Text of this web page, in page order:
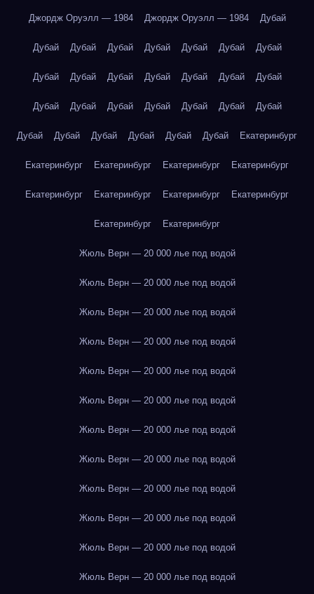
Джордж Оруэлл — 1984 Джордж Оруэлл — 1984 Дубай
Дубай Дубай Дубай Дубай Дубай Дубай Дубай
Дубай Дубай Дубай Дубай Дубай Дубай Дубай
Дубай Дубай Дубай Дубай Дубай Дубай Дубай
Дубай Дубай Дубай Дубай Дубай Дубай Екатеринбург
Екатеринбург Екатеринбург Екатеринбург Екатеринбург
Екатеринбург Екатеринбург Екатеринбург Екатеринбург
Екатеринбург Екатеринбург
Жюль Верн — 20 000 лье под водой
Жюль Верн — 20 000 лье под водой
Жюль Верн — 20 000 лье под водой
Жюль Верн — 20 000 лье под водой
Жюль Верн — 20 000 лье под водой
Жюль Верн — 20 000 лье под водой
Жюль Верн — 20 000 лье под водой
Жюль Верн — 20 000 лье под водой
Жюль Верн — 20 000 лье под водой
Жюль Верн — 20 000 лье под водой
Жюль Верн — 20 000 лье под водой
Жюль Верн — 20 000 лье под водой